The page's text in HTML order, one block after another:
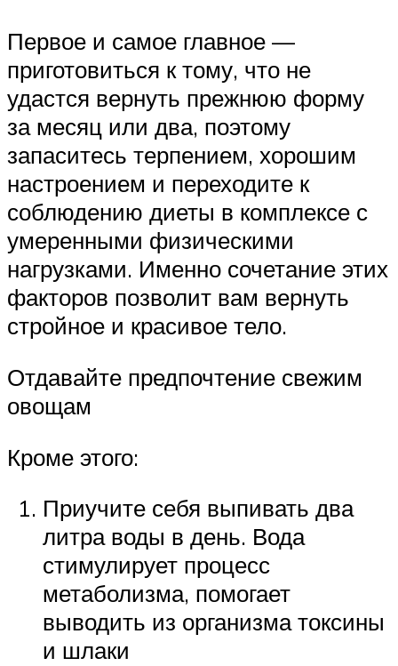
Первое и самое главное —
приготовиться к тому, что не
удастся вернуть прежнюю форму
за месяц или два, поэтому
запаситесь терпением, хорошим
настроением и переходите к
соблюдению диеты в комплексе с
умеренными физическими
нагрузками. Именно сочетание этих
факторов позволит вам вернуть
стройное и красивое тело.
Отдавайте предпочтение свежим
овощам
Кроме этого:
Приучите себя выпивать два
литра воды в день. Вода
стимулирует процесс
метаболизма, помогает
выводить из организма токсины
и шлаки